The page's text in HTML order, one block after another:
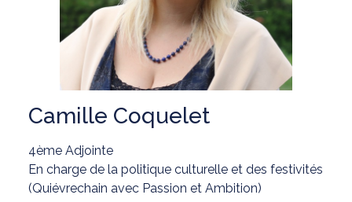
Camille Coquelet
4ème Adjointe
En charge de la politique culturelle et des festivités
(Quiévrechain avec Passion et Ambition)